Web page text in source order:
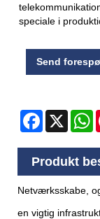
speciale i
Send
Facebook
X
Produkt
Netværksskabe,
en vigtig